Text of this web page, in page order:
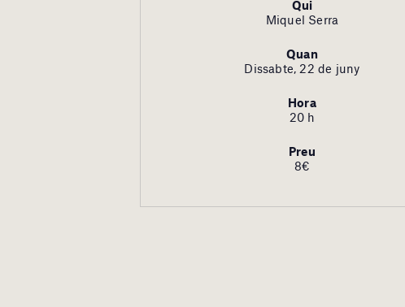
Qui
Miquel Serra
Quan
Dissabte, 22 de juny
Hora
20 h
Preu
8€